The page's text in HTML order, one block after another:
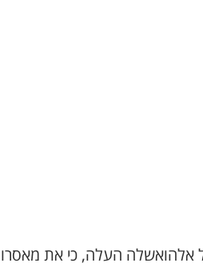
אלהואשלה העלה, כי את מאסרו